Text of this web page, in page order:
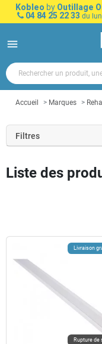
Kobleo by Outillage
04 84 25 22 33 du
menu
Accueil Marques
Filtres
Liste des
Livraison
Rupture de